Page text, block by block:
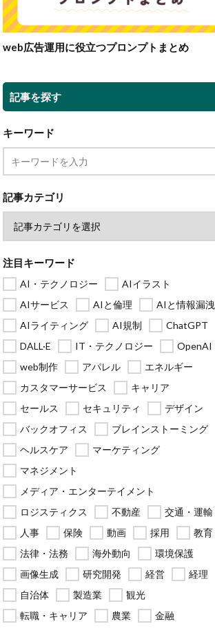
web広告運用に役立つプロンプトまとめ
記事を探す
キーワード
記事カテゴリ
注目キーワード
AI・テクノロジー
AIイラスト
AIサービス
AIと倫理
AIと情報漏洩
AIライティング
AI規制
ChatGPT
DALL·E
IT・テクノロジー
OpenAI
web制作
アパレル
エネルギー
カスタマーサービス
キャリア
セールス
セキュリティ
デザイン
バックオフィス
ブレインストーミング
ヘルスケア
マーケティング
マネジメント
メディア・エンターテイメント
ロジスティクス
不動産
交通・運輸
人事
保険 動画 採用
教育
法律・法務
海外動向
環境保護
画像生成
研究開発 経営
経理
自治体
製造業
観光
転職・キャリア
農業 金融